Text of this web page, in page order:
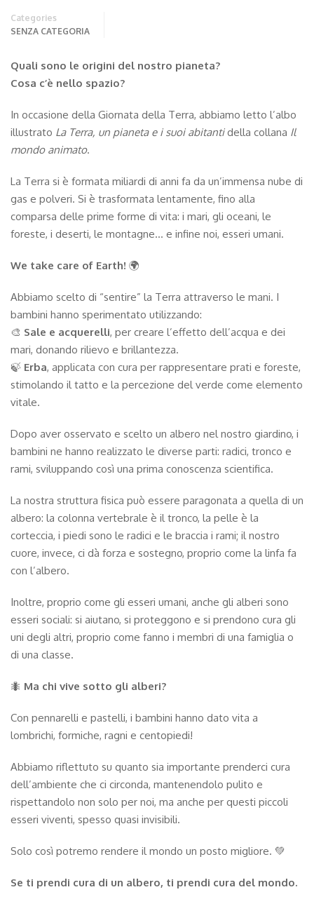
Categories
SENZA CATEGORIA
Quali sono le origini del nostro pianeta?
Cosa c’è nello spazio?
In occasione della Giornata della Terra, abbiamo letto l’albo
illustrato La Terra, un pianeta e i suoi abitantidella collana Il
mondo animato.
La Terra si è formata miliardi di anni fa da un’immensa nube di
gas e polveri. Si è trasformata lentamente, fino alla
comparsa delle prime forme di vita: i mari, gli oceani, le
foreste, i deserti, le montagne… e infine noi, esseri umani.
We take care of Earth! 🌍
Abbiamo scelto di “sentire” la Terra attraverso le mani. I
bambini hanno sperimentato utilizzando:
🎨 Sale e acquerelli, per creare l’effetto dell’acqua e dei
mari, donando rilievo e brillantezza.
🍃 Erba, applicata con cura per rappresentare prati e foreste,
stimolando il tatto e la percezione del verde come elemento
vitale.
Dopo aver osservato e scelto un albero nel nostro giardino, i
bambini ne hanno realizzato le diverse parti: radici, tronco e
rami, sviluppando così una prima conoscenza scientifica.
La nostra struttura fisica può essere paragonata a quella di un
albero: la colonna vertebrale è il tronco, la pelle è la
corteccia, i piedi sono le radici e le braccia i rami; il nostro
cuore, invece, ci dà forza e sostegno, proprio come la linfa fa
con l’albero.
Inoltre, proprio come gli esseri umani, anche gli alberi sono
esseri sociali: si aiutano, si proteggono e si prendono cura gli
uni degli altri, proprio come fanno i membri di una famiglia o
di una classe.
🐜 Ma chi vive sotto gli alberi?
Con pennarelli e pastelli, i bambini hanno dato vita a
lombrichi, formiche, ragni e centopiedi!
Abbiamo riflettuto su quanto sia importante prenderci cura
dell’ambiente che ci circonda, mantenendolo pulito e
rispettandolo non solo per noi, ma anche per questi piccoli
esseri viventi, spesso quasi invisibili.
Solo così potremo rendere il mondo un posto migliore. 💚
Se ti prendi cura di un albero, ti prendi cura del mondo.